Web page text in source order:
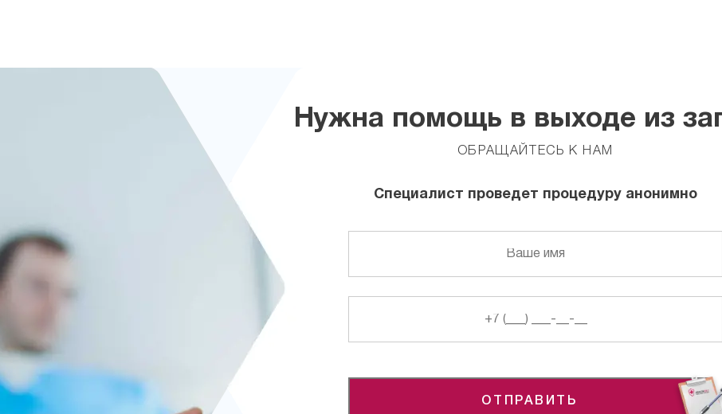
Нужна помощь в выходе из
ОБРАЩАЙТЕСЬ К НАМ
Специалист проведет процедуру анонимно
ОТПРАВИТЬ